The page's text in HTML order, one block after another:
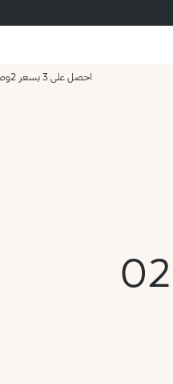
احصل على 3 بسعر 2
فرشاة الوجه 02